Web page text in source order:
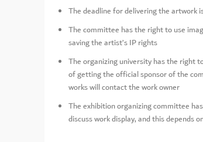
The deadline for delivering the artwork
The committee has the right to use
saving the artist’s IP rights
The organizing university has the right
of getting the official sponsor of the
works will contact the work owner
The exhibition organizing committee
discuss work display, and this depends